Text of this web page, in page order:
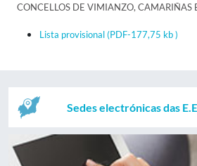
CONCELLOS DE VIMIANZO, CAMARIÑAS
Lista provisional(PDF-177,75 kb )
Sedes electrónicas das